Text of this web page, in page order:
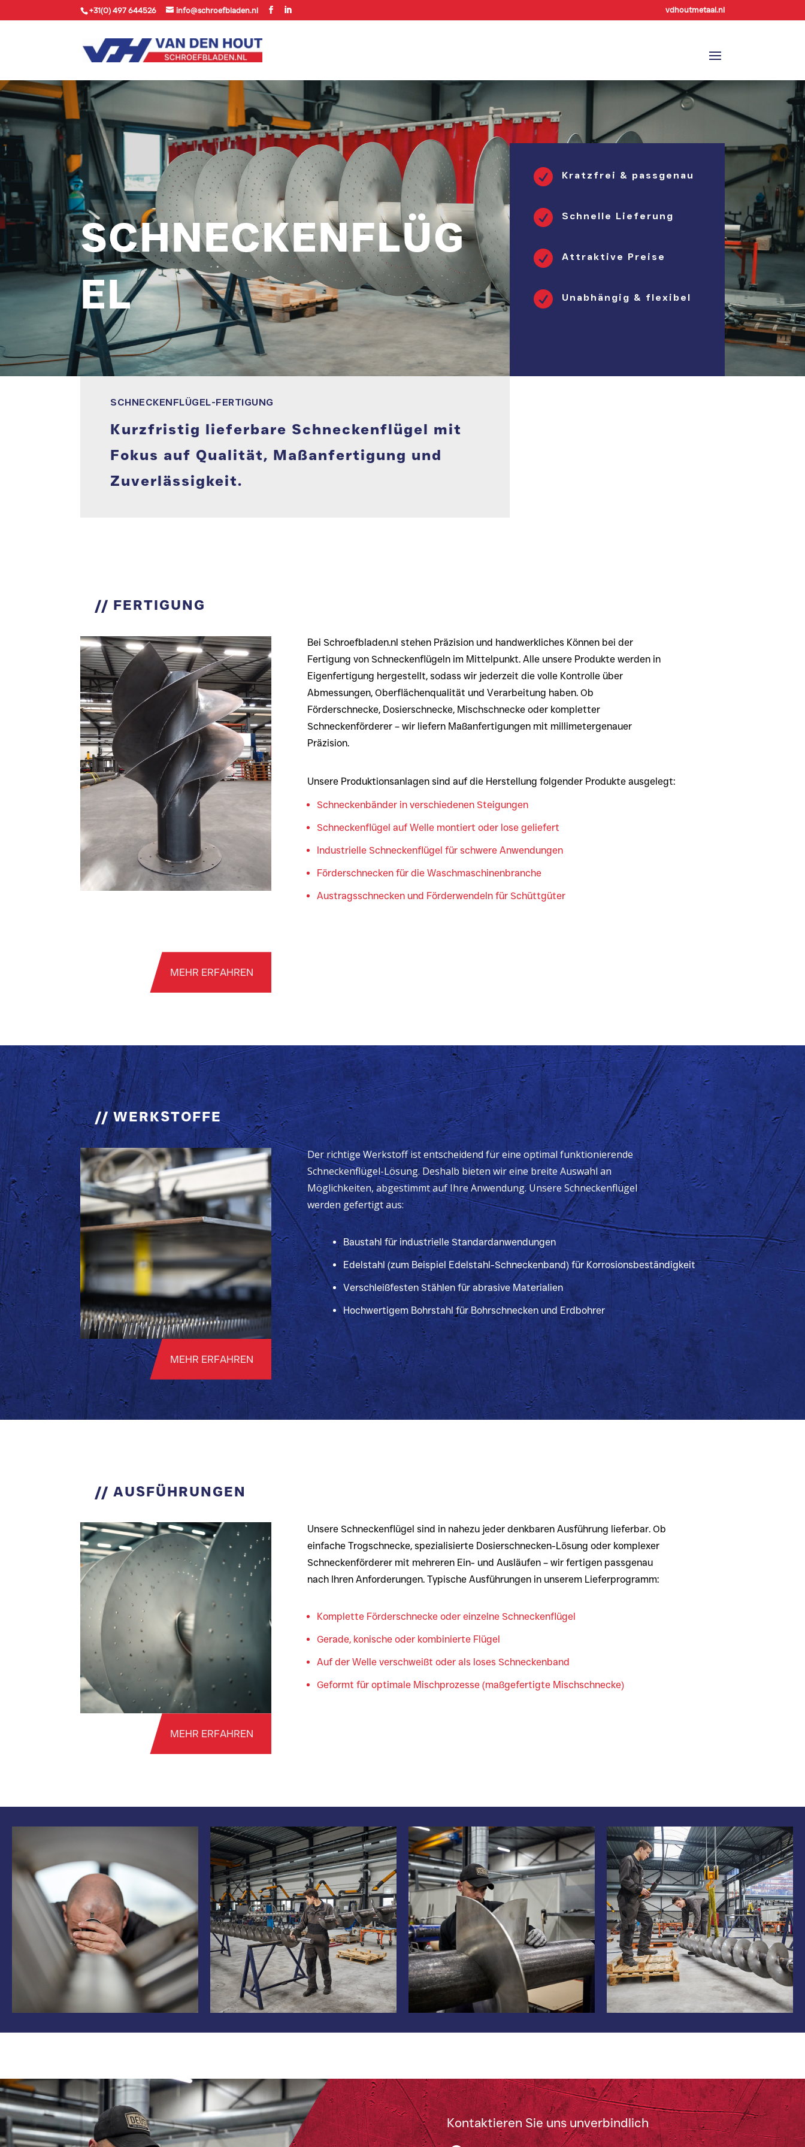
+31(0) 497 644526 info@schroefbladen.nl vdhoutmetaal.nl
SCHNECKENFLÜG
EL
 Kratzfrei & passgenau
 Schnelle Lieferung
 Attraktive Preise
 Unabhängig & flexibel
SCHNECKENFLÜGEL-FERTIGUNG
Kurzfristig lieferbare Schneckenflügel mit
Fokus auf Qualität, Maßanfertigung und
Zuverlässigkeit.
// FERTIGUNG
MEHR ERFAHREN
Bei Schroefbladen.nl stehen Präzision und handwerkliches Können bei der
Fertigung von Schneckenflügeln im Mittelpunkt. Alle unsere Produkte werden in
Eigenfertigung hergestellt, sodass wir jederzeit die volle Kontrolle über
Abmessungen, Oberflächenqualität und Verarbeitung haben. Ob
Förderschnecke, Dosierschnecke, Mischschnecke oder kompletter
Schneckenförderer – wir liefern Maßanfertigungen mit millimetergenauer
Präzision.
Unsere Produktionsanlagen sind auf die Herstellung folgender Produkte ausgelegt:
Schneckenbänder in verschiedenen Steigungen
Schneckenflügel auf Welle montiert oder lose geliefert
Industrielle Schneckenflügel für schwere Anwendungen
Förderschnecken für die Waschmaschinenbranche
Austragsschnecken und Förderwendeln für Schüttgüter
// WERKSTOFFE
MEHR ERFAHREN
Der richtige Werkstoff ist entscheidend für eine optimal funktionierende
Schneckenflügel-Lösung. Deshalb bieten wir eine breite Auswahl an
Möglichkeiten, abgestimmt auf Ihre Anwendung. Unsere Schneckenflügel
werden gefertigt aus:
Baustahl für industrielle Standardanwendungen
Edelstahl (zum Beispiel Edelstahl-Schneckenband) für Korrosionsbeständigkeit
Verschleißfesten Stählen für abrasive Materialien
Hochwertigem Bohrstahl für Bohrschnecken und Erdbohrer
// AUSFÜHRUNGEN
MEHR ERFAHREN
Unsere Schneckenflügel sind in nahezu jeder denkbaren Ausführung lieferbar. Ob
einfache Trogschnecke, spezialisierte Dosierschnecken-Lösung oder komplexer
Schneckenförderer mit mehreren Ein- und Ausläufen – wir fertigen passgenau
nach Ihren Anforderungen. Typische Ausführungen in unserem Lieferprogramm:
Komplette Förderschnecke oder einzelne Schneckenflügel
Gerade, konische oder kombinierte Flügel
Auf der Welle verschweißt oder als loses Schneckenband
Geformt für optimale Mischprozesse (maßgefertigte Mischschnecke)
Kontaktieren Sie uns unverbindlich